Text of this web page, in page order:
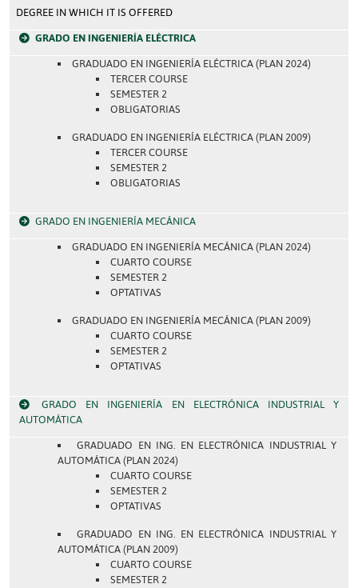
DEGREE IN WHICH IT IS OFFERED
GRADO EN INGENIERÍA ELÉCTRICA
GRADUADO EN INGENIERÍA ELÉCTRICA (PLAN 2024)
TERCER COURSE
SEMESTER 2
OBLIGATORIAS
GRADUADO EN INGENIERÍA ELÉCTRICA (PLAN 2009)
TERCER COURSE
SEMESTER 2
OBLIGATORIAS
GRADO EN INGENIERÍA MECÁNICA
GRADUADO EN INGENIERÍA MECÁNICA (PLAN 2024)
CUARTO COURSE
SEMESTER 2
OPTATIVAS
GRADUADO EN INGENIERÍA MECÁNICA (PLAN 2009)
CUARTO COURSE
SEMESTER 2
OPTATIVAS
GRADO EN INGENIERÍA EN ELECTRÓNICA INDUSTRIAL Y
AUTOMÁTICA
GRADUADO EN ING. EN ELECTRÓNICA INDUSTRIAL Y
AUTOMÁTICA (PLAN 2024)
CUARTO COURSE
SEMESTER 2
OPTATIVAS
GRADUADO EN ING. EN ELECTRÓNICA INDUSTRIAL Y
AUTOMÁTICA (PLAN 2009)
CUARTO COURSE
SEMESTER 2